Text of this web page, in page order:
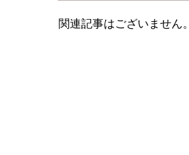
関連記事はございません。